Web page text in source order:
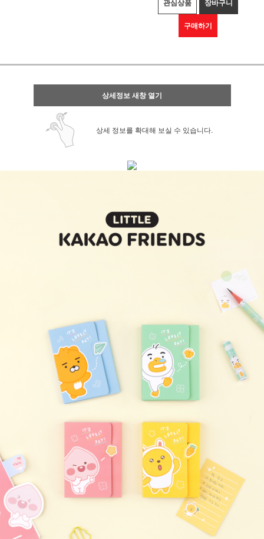
관심상품 장바구니
구매하기
상세정보 새창 열기
상세 정보를 확대해 보실 수 있습니다.